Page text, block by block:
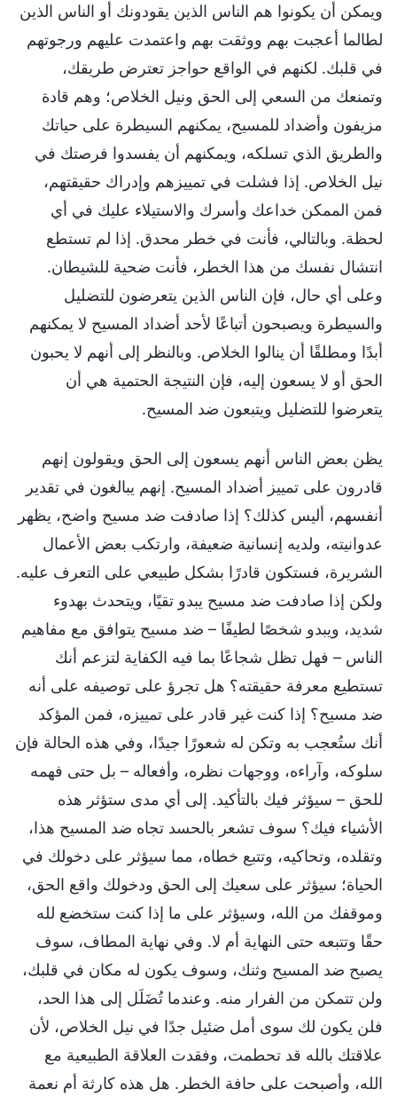
ويمكن أن يكونوا هم الناس الذين يقودونك أو الناس الذين
لطالما أعجبت بهم ووثقت بهم واعتمدت عليهم ورجوتهم
في قلبك. لكنهم في الواقع حواجز تعترض طريقك،
وتمنعك من السعي إلى الحق ونيل الخلاص؛ وهم قادة
مزيفون وأضداد للمسيح، يمكنهم السيطرة على حياتك
والطريق الذي تسلكه، ويمكنهم أن يفسدوا فرصتك في
نيل الخلاص. إذا فشلت في تمييزهم وإدراك حقيقتهم،
فمن الممكن خداعك وأسرك والاستيلاء عليك في أي
لحظة. وبالتالي، فأنت في خطر محدق. إذا لم تستطع
انتشال نفسك من هذا الخطر، فأنت ضحية للشيطان.
وعلى أي حال، فإن الناس الذين يتعرضون للتضليل
والسيطرة ويصبحون أتباعًا لأحد أضداد المسيح لا يمكنهم
أبدًا ومطلقًا أن ينالوا الخلاص. وبالنظر إلى أنهم لا يحبون
الحق أو لا يسعون إليه، فإن النتيجة الحتمية هي أن
يتعرضوا للتضليل ويتبعون ضد المسيح.
يظن بعض الناس أنهم يسعون إلى الحق ويقولون إنهم
قادرون على تمييز أضداد المسيح. إنهم يبالغون في تقدير
أنفسهم، أليس كذلك؟ إذا صادفت ضد مسيح واضح، يظهر
عدوانيته، ولديه إنسانية ضعيفة، وارتكب بعض الأعمال
الشريرة، فستكون قادرًا بشكل طبيعي على التعرف عليه.
ولكن إذا صادفت ضد مسيح يبدو تقيًا، ويتحدث بهدوء
شديد، ويبدو شخصًا لطيفًا – ضد مسيح يتوافق مع مفاهيم
الناس – فهل تظل شجاعًا بما فيه الكفاية لتزعم أنك
تستطيع معرفة حقيقته؟ هل تجرؤ على توصيفه على أنه
ضد مسيح؟ إذا كنت غير قادر على تمييزه، فمن المؤكد
أنك ستُعجب به وتكن له شعورًا جيدًا، وفي هذه الحالة فإن
سلوكه، وآراءه، ووجهات نظره، وأفعاله – بل حتى فهمه
للحق – سيؤثر فيك بالتأكيد. إلى أي مدى ستؤثر هذه
الأشياء فيك؟ سوف تشعر بالحسد تجاه ضد المسيح هذا،
وتقلده، وتحاكيه، وتتبع خطاه، مما سيؤثر على دخولك في
الحياة؛ سيؤثر على سعيك إلى الحق ودخولك واقع الحق،
وموقفك من الله، وسيؤثر على ما إذا كنت ستخضع لله
حقًا وتتبعه حتى النهاية أم لا. وفي نهاية المطاف، سوف
يصبح ضد المسيح وثنك، وسوف يكون له مكان في قلبك،
ولن تتمكن من الفرار منه. وعندما تُضَلَل إلى هذا الحد،
فلن يكون لك سوى أمل ضئيل جدًا في نيل الخلاص، لأن
علاقتك بالله قد تحطمت، وفقدت العلاقة الطبيعية مع
الله، وأصبحت على حافة الخطر. هل هذه كارثة أم نعمة